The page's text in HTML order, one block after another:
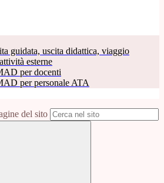
guidata, uscita didattica, viaggio
esterne
per docenti
per personale ATA
del sito